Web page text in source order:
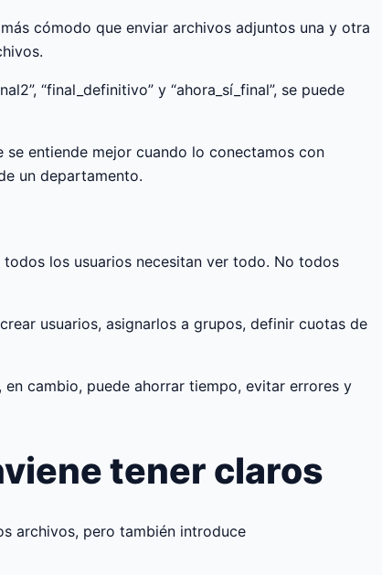
cómodo que enviar archivos adjuntos una y otra
“final_definitivo” y “ahora_sí_final”, se puede
entiende mejor cuando lo conectamos con
un departamento.
los usuarios necesitan ver todo. No todos
usuarios, asignarlos a grupos, definir cuotas de
cambio, puede ahorrar tiempo, evitar errores y
tener claros
archivos, pero también introduce